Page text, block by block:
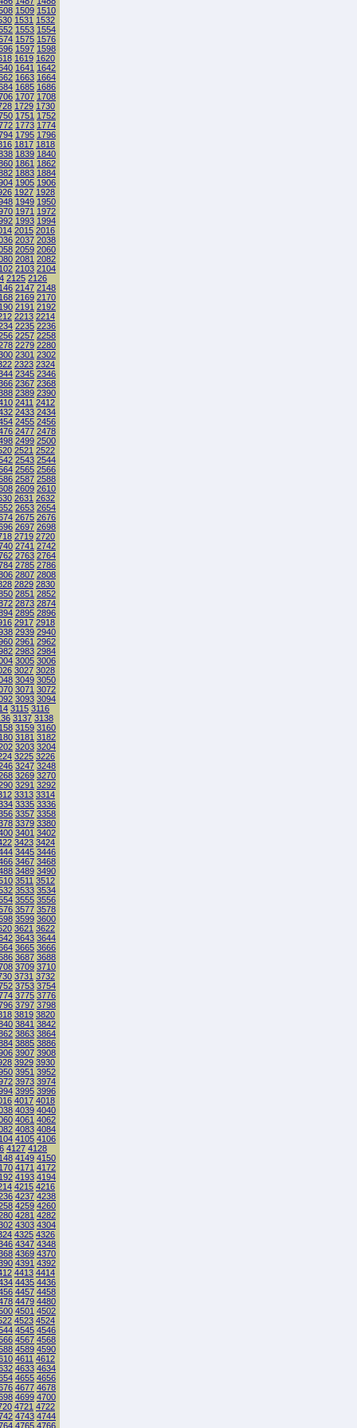
1509 1510
1531 1532
1553 1554
1575 1576
1597 1598
1619 1620
1641 1642
1663 1664
1685 1686
1707 1708
1729 1730
1751 1752
1773 1774
1795 1796
1817 1818
1839 1840
1861 1862
1883 1884
1905 1906
1927 1928
1949 1950
1971 1972
1993 1994
2015 2016
2037 2038
2059 2060
2081 2082
2103 2104
2125 2126
2147 2148
2169 2170
2191 2192
2213 2214
2235 2236
2257 2258
2279 2280
2301 2302
2323 2324
2345 2346
2367 2368
2389 2390
2411 2412
2433 2434
2455 2456
2477 2478
2499 2500
2521 2522
2543 2544
2565 2566
2587 2588
2609 2610
2631 2632
2653 2654
2675 2676
2697 2698
2719 2720
2741 2742
2763 2764
2785 2786
2807 2808
2829 2830
2851 2852
2873 2874
2895 2896
2917 2918
2939 2940
2961 2962
2983 2984
3005 3006
3027 3028
3049 3050
3071 3072
3093 3094
3115 3116
3137 3138
3159 3160
3181 3182
3203 3204
3225 3226
3247 3248
3269 3270
3291 3292
3313 3314
3335 3336
3357 3358
3379 3380
3401 3402
3423 3424
3445 3446
3467 3468
3489 3490
3511 3512
3533 3534
3555 3556
3577 3578
3599 3600
3621 3622
3643 3644
3665 3666
3687 3688
3709 3710
3731 3732
3753 3754
3775 3776
3797 3798
3819 3820
3841 3842
3863 3864
3885 3886
3907 3908
3929 3930
3951 3952
3973 3974
3995 3996
4017 4018
4039 4040
4061 4062
4083 4084
4105 4106
4127 4128
4149 4150
4171 4172
4193 4194
4215 4216
4237 4238
4259 4260
4281 4282
4303 4304
4325 4326
4347 4348
4369 4370
4391 4392
4413 4414
4435 4436
4457 4458
4479 4480
4501 4502
4523 4524
4545 4546
4567 4568
4589 4590
4611 4612
4633 4634
4655 4656
4677 4678
4699 4700
4721 4722
4743 4744
4765 4766